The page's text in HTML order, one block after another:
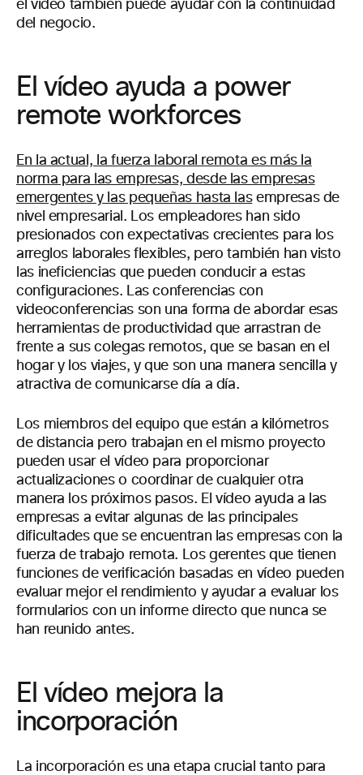
el video también puede ayudar con la continuidad
del negocio.
El vídeo ayuda a power
remote workforces
En la actual, la fuerza laboral remota es más la
norma para las empresas, desde las empresas
emergentes y las pequeñas hasta lasempresas de
nivel empresarial. Los empleadores han sido
presionados con expectativas crecientes para los
arreglos laborales flexibles, pero también han visto
las ineficiencias que pueden conducir a estas
configuraciones. Las conferencias con
videoconferencias son una forma de abordar esas
herramientas de productividad que arrastran de
frente a sus colegas remotos, que se basan en el
hogar y los viajes, y que son una manera sencilla y
atractiva de comunicarse día a día.
Los miembros del equipo que están a kilómetros
de distancia pero trabajan en el mismo proyecto
pueden usar el vídeo para proporcionar
actualizaciones o coordinar de cualquier otra
manera los próximos pasos. El vídeo ayuda a las
empresas a evitar algunas de las principales
dificultades que se encuentran las empresas con la
fuerza de trabajo remota. Los gerentes que tienen
funciones de verificación basadas en vídeo pueden
evaluar mejor el rendimiento y ayudar a evaluar los
formularios con un informe directo que nunca se
han reunido antes.
El vídeo mejora la
incorporación
La incorporación es una etapa crucial tanto para